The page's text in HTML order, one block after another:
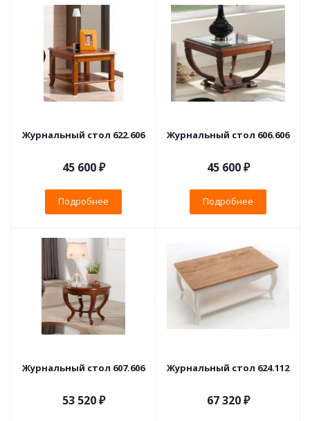
Журнальный стол 622.606
45 600 ₽
Подробнее
Журнальный стол 606.606
45 600 ₽
Подробнее
Журнальный стол 607.606
53 520 ₽
Журнальный стол 624.112
67 320 ₽